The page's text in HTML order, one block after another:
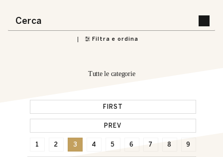
Filtra e ordina
Tutte le categorie
FIRST
PREV
1 2 3 4 5 6 7 8 9